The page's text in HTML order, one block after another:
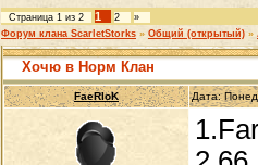
Страница 1 из 2 1 2
»
Форум клана ScarletStorks » Общий (открытый) »
Хочю в Норм Клан
FaeRloK Дата: